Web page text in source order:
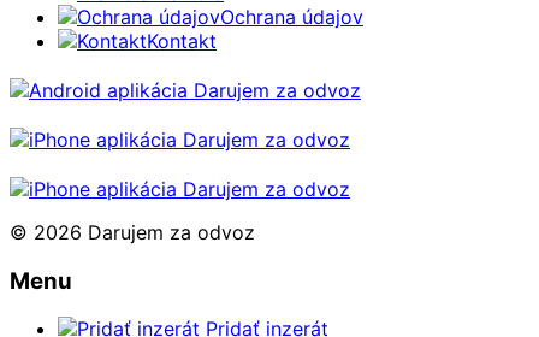
Ochrana údajov
Kontakt
© 2026 Darujem za odvoz
Menu
Pridať inzerát